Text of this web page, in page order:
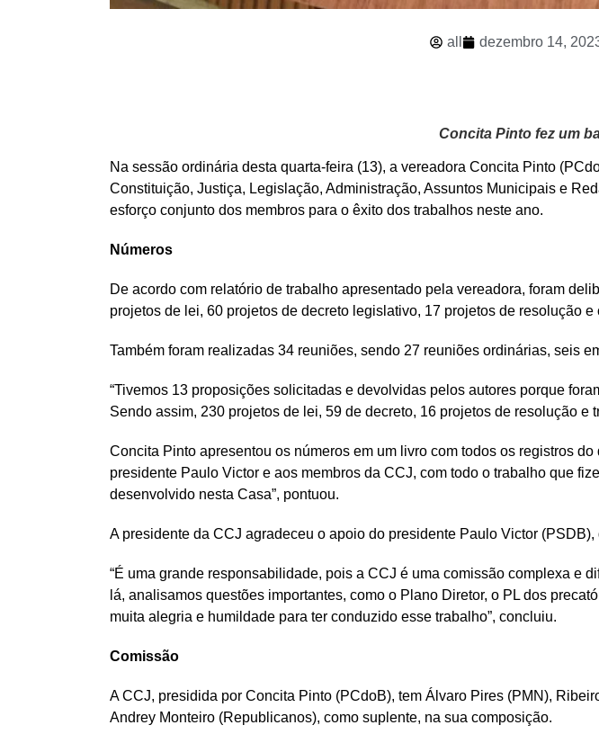
all dezembro 14,
Concita Pinto fez um
Na sessão ordinária desta quarta-feira (13), a vereadora Concita Pinto
Constituição, Justiça, Legislação, Administração, Assuntos Municipais e
esforço conjunto dos membros para o êxito dos trabalhos neste ano.
Números
De acordo com relatório de trabalho apresentado pela vereadora, foram
projetos de lei, 60 projetos de decreto legislativo, 17 projetos de resolução
Também foram realizadas 34 reuniões, sendo 27 reuniões ordinárias, seis
“Tivemos 13 proposições solicitadas e devolvidas pelos autores porque
Sendo assim, 230 projetos de lei, 59 de decreto, 16 projetos de resolução
Concita Pinto apresentou os números em um livro com todos os registros
presidente Paulo Victor e aos membros da CCJ, com todo o trabalho que
desenvolvido nesta Casa”, pontuou.
A presidente da CCJ agradeceu o apoio do presidente Paulo Victor
“É uma grande responsabilidade, pois a CCJ é uma comissão complexa e
lá, analisamos questões importantes, como o Plano Diretor, o PL dos
muita alegria e humildade para ter conduzido esse trabalho”, concluiu.
Comissão
A CCJ, presidida por Concita Pinto (PCdoB), tem Álvaro Pires (PMN),
Andrey Monteiro (Republicanos), como suplente, na sua composição.